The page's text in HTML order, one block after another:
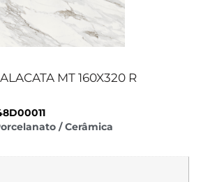
MT 160X320 R
/ Cerâmica